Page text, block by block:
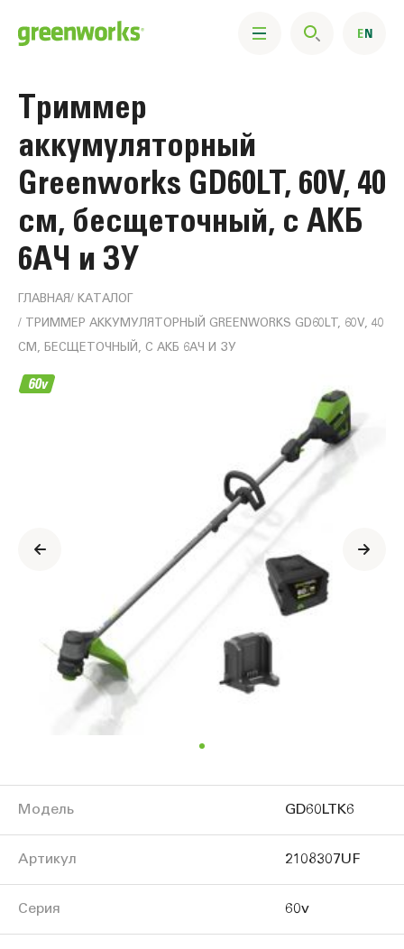
Триммер
аккумуляторный
Greenworks GD60LT, 60V, 40
см, бесщеточный, с АКБ
6АЧ и ЗУ
ГЛАВНАЯ КАТАЛОГ
ТРИММЕР АККУМУЛЯТОРНЫЙ GREENWORKS GD60LT, 60V, 40
СМ, БЕСЩЕТОЧНЫЙ, С АКБ 6АЧ И ЗУ
Информация
Модель GD60LTK6
Артикул 2108307UF
Серия 60v